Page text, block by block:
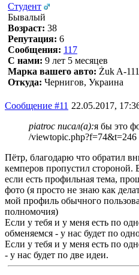
Студент
Бывалый
Возраст: 38
Репутация: 6
Сообщения: 117
С нами: 9 лет 5 месяцев
Марка вашего авто: Żuk A-
Откуда: Чернигов, Украина
Сообщение #11 22.05.2017,
piatroc писал(а):я бы это
/viewtopic.php?f=74&t=246
Пётр, благодарю что обратил
кемперов пропустил стороной.
если есть профильная тема,
фото (я просто не знаю как
мой профиль обычного
полномочия)
Если у тебя и у меня есть по
обменяемся - у нас будет по
Если у тебя и у меня есть по
- у нас будет по две идеи.